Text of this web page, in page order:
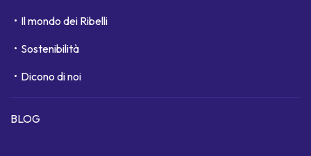
Il mondo dei Ribelli
Sostenibilità
Dicono di noi
BLOG